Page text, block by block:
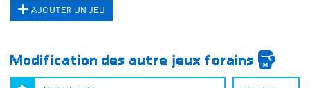
AJOUTER UN JEU
Modification des autre jeux forains